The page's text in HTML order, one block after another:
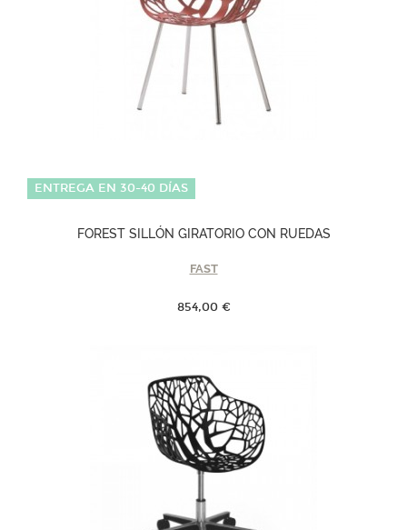
ENTREGA EN 30-40 DÍAS
FOREST SILLÓN GIRATORIO CON RUEDAS
FAST
854,00 €